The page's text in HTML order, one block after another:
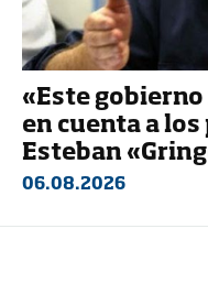
«Este
en cuenta a
Esteban
06.08.2026